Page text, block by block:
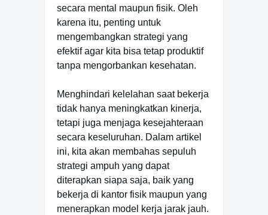
secara mental maupun fisik. Oleh
karena itu, penting untuk
mengembangkan strategi yang
efektif agar kita bisa tetap produktif
tanpa mengorbankan kesehatan.
Menghindari kelelahan saat bekerja
tidak hanya meningkatkan kinerja,
tetapi juga menjaga kesejahteraan
secara keseluruhan. Dalam artikel
ini, kita akan membahas sepuluh
strategi ampuh yang dapat
diterapkan siapa saja, baik yang
bekerja di kantor fisik maupun yang
menerapkan model kerja jarak jauh.